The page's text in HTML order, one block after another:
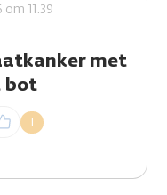
11.39
met
bot
1
een